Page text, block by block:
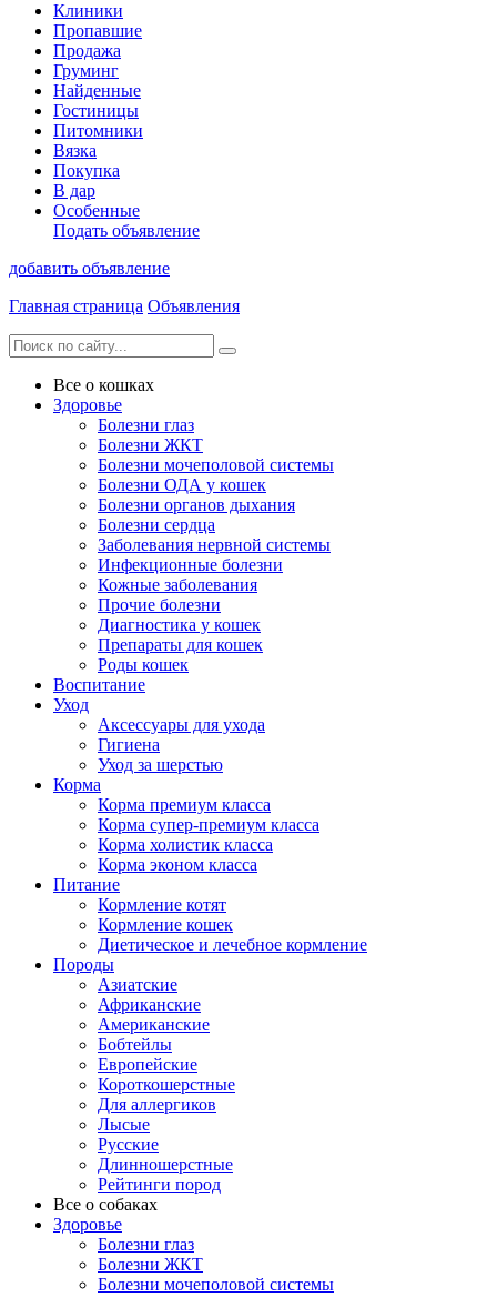
Клиники
Пропавшие
Продажа
Груминг
Найденные
Гостиницы
Питомники
Вязка
Покупка
В дар
Особенные
Подать объявление
добавить объявление
Главная страница Объявления
Все о кошках
Здоровье
Болезни глаз
Болезни ЖКТ
Болезни мочеполовой системы
Болезни ОДА у кошек
Болезни органов дыхания
Болезни сердца
Заболевания нервной системы
Инфекционные болезни
Кожные заболевания
Прочие болезни
Диагностика у кошек
Препараты для кошек
Роды кошек
Воспитание
Уход
Аксессуары для ухода
Гигиена
Уход за шерстью
Корма
Корма премиум класса
Корма супер-премиум класса
Корма холистик класса
Корма эконом класса
Питание
Кормление котят
Кормление кошек
Диетическое и лечебное кормление
Породы
Азиатские
Африканские
Американские
Бобтейлы
Европейские
Короткошерстные
Для аллергиков
Лысые
Русские
Длинношерстные
Рейтинги пород
Все о собаках
Здоровье
Болезни глаз
Болезни ЖКТ
Болезни мочеполовой системы